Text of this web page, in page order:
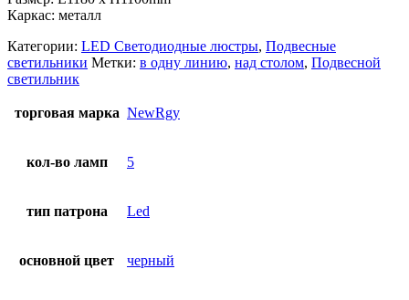
Каркас: металл
Категории: LED Светодиодные люстры, Подвесные
светильники Метки: в одну линию, над столом, Подвесной
светильник
торговая марка NewRgy
кол-во ламп 5
тип патрона Led
основной цвет черный